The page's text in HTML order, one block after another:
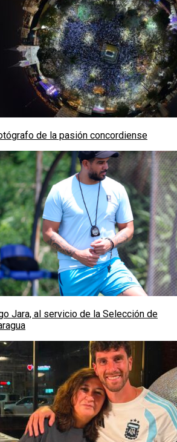
de la pasión concordiense
Jara, al servicio de la Selección de